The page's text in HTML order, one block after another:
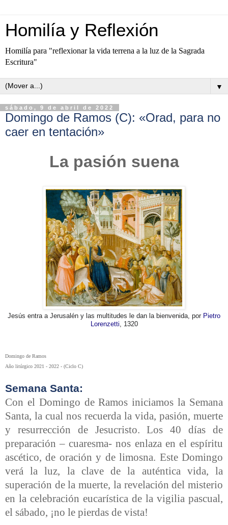
Homilía y Reflexión
Homilía para "reflexionar la vida terrena a la luz de la Sagrada
Escritura"
▼
sábado, 9 de abril de 2022
Domingo de Ramos (C): «Orad, para no
caer en tentación»
La pasión suena
Jesús entra a Jerusalén y las multitudes le dan la bienvenida, por Pietro
Lorenzetti , 1320
Domingo de Ramos
Año litúrgico 2021 - 2022 - (Ciclo C)
Semana Santa:
Con el Domingo de Ramos iniciamos la Semana
Santa, la cual nos recuerda la vida, pasión, muerte
y resurrección de Jesucristo. Los 40 días de
preparación – cuaresma- nos enlaza en el espíritu
ascético, de oración y de limosna. Este Domingo
verá la luz, la clave de la auténtica vida, la
superación de la muerte, la revelación del misterio
en la celebración eucarística de la vigilia pascual,
el sábado, ¡no le pierdas de vista!